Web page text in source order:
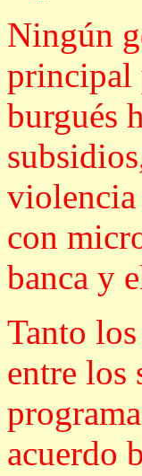
Ningún
principal
burgués
violencia
con
banca y
Tanto
entre los
acuerdo